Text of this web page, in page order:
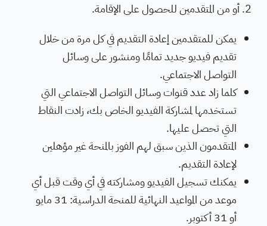
أو من المتقدمين للحصول على الإقامة.
يمكن للمتقدمين إعادة التقديم في كل مرة من خلال
تقديم فيديو جديد تمامًا ومنشور على وسائل
التواصل الاجتماعي.
كلما زاد عدد قنوات وسائل التواصل الاجتماعي التي
تستخدمها لمشاركة الفيديو الخاص بك، زادت النقاط
التي تحصل عليها.
المتقدمون الذين سبق لهم الفوز بالمنحة غير مؤهلين
لإعادة التقديم.
يمكنك تسجيل الفيديو ومشاركته في أي وقت قبل أي
موعد من المواعيد النهائية للمنحة الدراسية: 31 مايو
أو 31 أكتوبر.